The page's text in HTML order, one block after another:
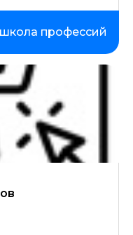
профессий